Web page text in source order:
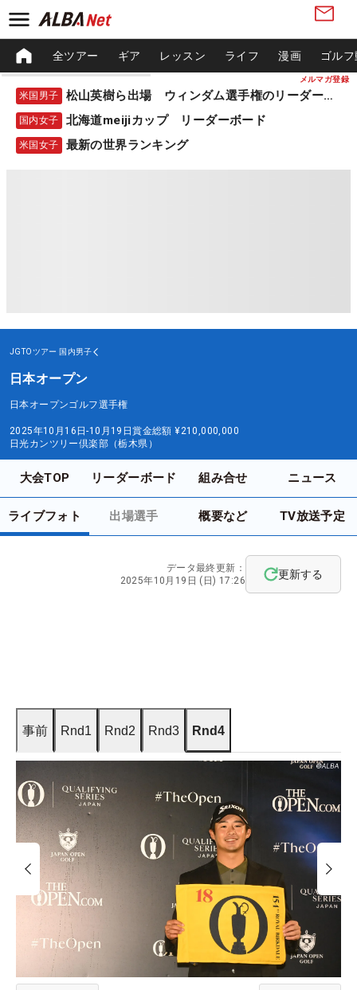
メルマガ登録
全ツアー ギア レッスン ライフ 漫画 ゴル
米国男子 松山英樹ら出場 ウィンダム選手権のリーダーボード
国内女子 北海道meijiカップ リーダーボード
米国女子 最新の世界ランキング
JGTOツアー 国内男子
日本オープン
日本オープンゴルフ選手権
2025年10月16日-10月19日賞金総額 ¥210,000,000
日光カンツリー倶楽部（栃木県）
大会TOP リーダーボード 組み合せ ニュース
ライブフォト 出場選手 概要など TV放送予定
データ最終更新：
2025年10月19日 (日) 17:26
更新する
事前 Rnd1 Rnd2 Rnd3 Rnd4